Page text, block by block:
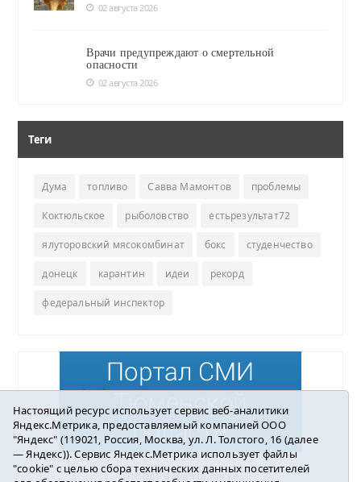
02 августа 2026
Врачи предупреждают о смертельной
опасности
02 августа 2026
Теги
Дума топливо Савва Мамонтов проблемы
Коктюльское рыболовство естьрезультат72
ялуторовский мясокомбинат бокс студенчество
донецк карантин идеи рекорд
федеральный инспектор
Погода в Ялуторовске
Настоящий ресурс использует сервис веб-аналитики
Яндекс.Метрика, предоставляемый компанией ООО
"Яндекс" (119021, Россия, Москва, ул. Л. Толстого, 16 (далее
— Яндекс)). Сервис Яндекс.Метрика использует файлы
"cookie" с целью сбора технических данных посетителей